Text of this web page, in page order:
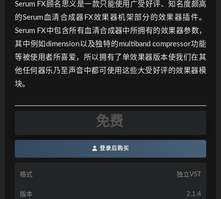
Serum FX顾名思义是一款只能使用广受好评、知名度颇高
的Serum血清合成器FX效果器机架部分的效果器插件。
Serum FX中包含所有血清合成器中所拥有的效果器参数，
其中例如dimension以及独特的multiband compressor功能
等被使用者所喜爱，所以拥有了单效果器版本使我们在其
他任何器乐乃至声音中都可使用这些大受好评的效果器模
块。
免费
登录后购买
格式 独立VST
版本 2.1.4